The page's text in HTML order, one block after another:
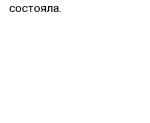
состояла.